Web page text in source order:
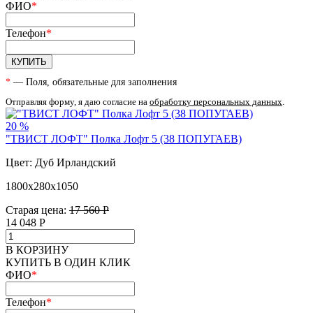
ФИО*
Телефон*
КУПИТЬ
* — Поля, обязательные для заполнения
Отправляя форму, я даю согласие на обработку персональных данных
20 %
"ТВИСТ ЛОФТ" Полка Лофт 5 (38 ПОПУГАЕВ)
Цвет: Дуб Ирландский
1800х280х1050
Старая цена: 17 560 Р
14 048 Р
В КОРЗИНУ
КУПИТЬ В ОДИН КЛИК
ФИО*
Телефон*